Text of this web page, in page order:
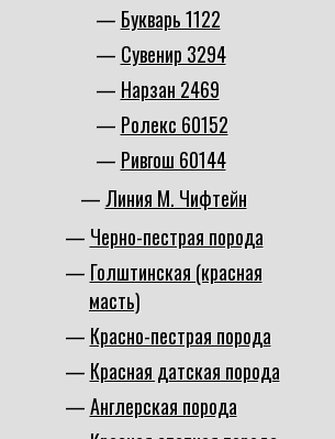
Букварь 1122
Сувенир 3294
Нарзан 2469
Ролекс 60152
Ривгош 60144
Линия М. Чифтейн
Черно-пестрая порода
Голштинская (красная
масть)
Красно-пестрая порода
Красная датская порода
Англерская порода